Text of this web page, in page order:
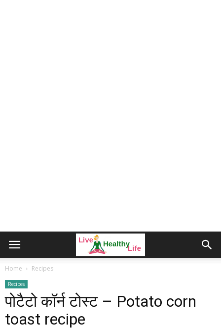
Home Recipes
Recipes
पोटैटो कॉर्न टोस्ट – Potato corn
toast recipe